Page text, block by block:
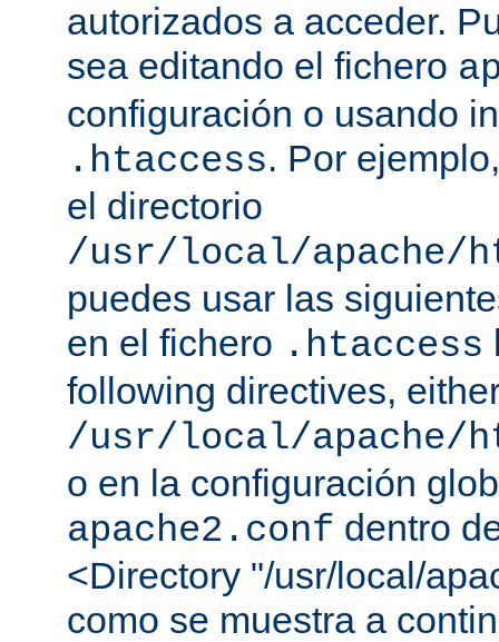
autorizados a acceder.
sea editando el fichero
configuración o usando
.htaccess. Por
el directorio
/usr/local/apache/
puedes usar las
en el fichero .htaccess
following directives,
/usr/local/apache/
o en la configuración
apache2.conf dentro
<Directory "/usr/local/
como se muestra a